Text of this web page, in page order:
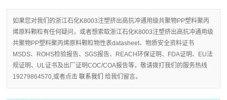
如果您对我们的浙江石化K8003注塑挤出高抗冲通用级共聚物PP塑料聚丙
烯原料颗粒有任何疑问，或者想索取浙江石化K8003注塑挤出高抗冲通用级
共聚物PP塑料聚丙烯原料颗粒物性表datasheet、物质安全资料证书
MSDS、ROHS检验报告、SGS报告、REACH环保证明、FDA证明、EU法
规证明、UL证书及出厂证明COC/COA报告等，敬请拨打我们的服务热线
19279864570,或者点击 联系我们 给我们留言。